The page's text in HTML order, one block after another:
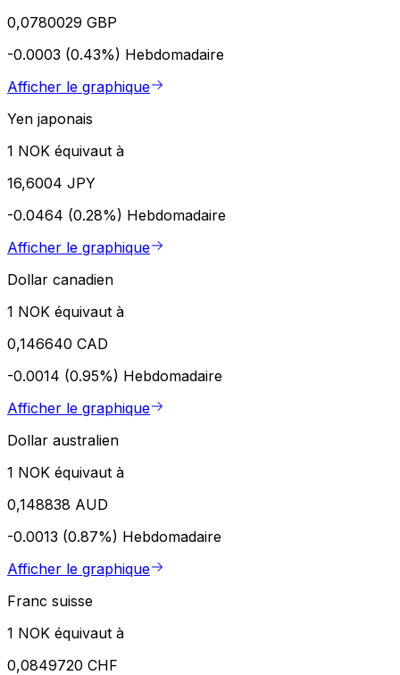
0,0780029 GBP
-0.0003 (0.43%) Hebdomadaire
Afficher le graphique
Yen japonais
1 NOK équivaut à
16,6004 JPY
-0.0464 (0.28%) Hebdomadaire
Afficher le graphique
Dollar canadien
1 NOK équivaut à
0,146640 CAD
-0.0014 (0.95%) Hebdomadaire
Afficher le graphique
Dollar australien
1 NOK équivaut à
0,148838 AUD
-0.0013 (0.87%) Hebdomadaire
Afficher le graphique
Franc suisse
1 NOK équivaut à
0,0849720 CHF